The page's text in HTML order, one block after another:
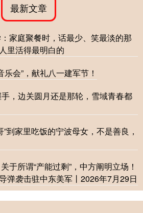
最新文章
家庭聚餐时，话最少、笑最淡的那
里活得最明白的
会”，献礼八一建军节！
，边关圆月还是那轮，雪域青春都
”到家里吃饭的宁波母女，不是善良，
于所谓“产能过剩”，中方阐明立场！
弹袭击驻中东美军丨2026年7月29日